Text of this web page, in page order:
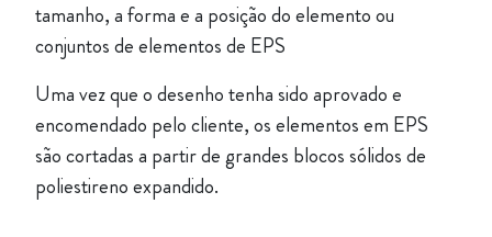
tamanho, a forma e a posição do elemento ou
conjuntos de elementos de EPS
Uma vez que o desenho tenha sido aprovado e
encomendado pelo cliente, os elementos em EPS
são cortadas a partir de grandes blocos sólidos de
poliestireno expandido.